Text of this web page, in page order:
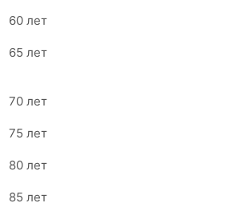
60 лет
65 лет
70 лет
75 лет
80 лет
85 лет